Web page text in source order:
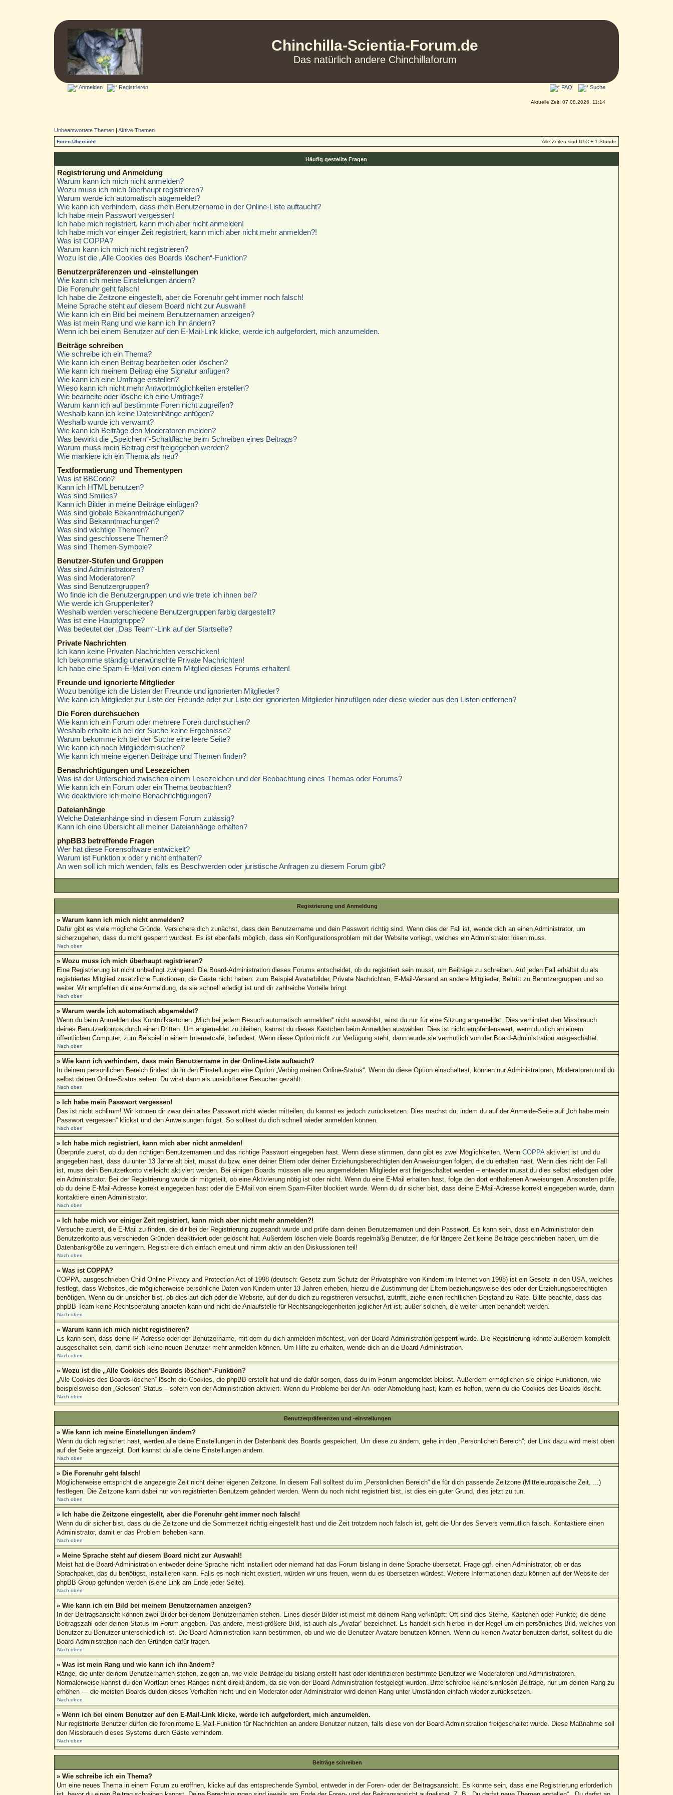
Chinchilla-Scientia-Forum.de
Das natürlich andere Chinchillaforum
Anmelden Registrieren FAQ Suche
Aktuelle Zeit: 07.08.2026, 11:14
Unbeantwortete Themen| Aktive Themen
Foren-Übersicht Alle Zeiten sind UTC + 1 Stunde
Häufig gestellte Fragen
Registrierung und Anmeldung
Warum kann ich mich nicht anmelden?
Wozu muss ich mich überhaupt registrieren?
Warum werde ich automatisch abgemeldet?
Wie kann ich verhindern, dass mein Benutzername in der Online-Liste auftaucht?
Ich habe mein Passwort vergessen!
Ich habe mich registriert, kann mich aber nicht anmelden!
Ich habe mich vor einiger Zeit registriert, kann mich aber nicht mehr anmelden?!
Was ist COPPA?
Warum kann ich mich nicht registrieren?
Wozu ist die „Alle Cookies des Boards löschen“-Funktion?
Benutzerpräferenzen und -einstellungen
Wie kann ich meine Einstellungen ändern?
Die Forenuhr geht falsch!
Ich habe die Zeitzone eingestellt, aber die Forenuhr geht immer noch falsch!
Meine Sprache steht auf diesem Board nicht zur Auswahl!
Wie kann ich ein Bild bei meinem Benutzernamen anzeigen?
Was ist mein Rang und wie kann ich ihn ändern?
Wenn ich bei einem Benutzer auf den E-Mail-Link klicke, werde ich aufgefordert, mich anzumelden.
Beiträge schreiben
Wie schreibe ich ein Thema?
Wie kann ich einen Beitrag bearbeiten oder löschen?
Wie kann ich meinem Beitrag eine Signatur anfügen?
Wie kann ich eine Umfrage erstellen?
Wieso kann ich nicht mehr Antwortmöglichkeiten erstellen?
Wie bearbeite oder lösche ich eine Umfrage?
Warum kann ich auf bestimmte Foren nicht zugreifen?
Weshalb kann ich keine Dateianhänge anfügen?
Weshalb wurde ich verwarnt?
Wie kann ich Beiträge den Moderatoren melden?
Was bewirkt die „Speichern“-Schaltfläche beim Schreiben eines Beitrags?
Warum muss mein Beitrag erst freigegeben werden?
Wie markiere ich ein Thema als neu?
Textformatierung und Thementypen
Was ist BBCode?
Kann ich HTML benutzen?
Was sind Smilies?
Kann ich Bilder in meine Beiträge einfügen?
Was sind globale Bekanntmachungen?
Was sind Bekanntmachungen?
Was sind wichtige Themen?
Was sind geschlossene Themen?
Was sind Themen-Symbole?
Benutzer-Stufen und Gruppen
Was sind Administratoren?
Was sind Moderatoren?
Was sind Benutzergruppen?
Wo finde ich die Benutzergruppen und wie trete ich ihnen bei?
Wie werde ich Gruppenleiter?
Weshalb werden verschiedene Benutzergruppen farbig dargestellt?
Was ist eine Hauptgruppe?
Was bedeutet der „Das Team“-Link auf der Startseite?
Private Nachrichten
Ich kann keine Privaten Nachrichten verschicken!
Ich bekomme ständig unerwünschte Private Nachrichten!
Ich habe eine Spam-E-Mail von einem Mitglied dieses Forums erhalten!
Freunde und ignorierte Mitglieder
Wozu benötige ich die Listen der Freunde und ignorierten Mitglieder?
Wie kann ich Mitglieder zur Liste der Freunde oder zur Liste der ignorierten Mitglieder hinzufügen oder diese wieder aus den Listen entfernen?
Die Foren durchsuchen
Wie kann ich ein Forum oder mehrere Foren durchsuchen?
Weshalb erhalte ich bei der Suche keine Ergebnisse?
Warum bekomme ich bei der Suche eine leere Seite?
Wie kann ich nach Mitgliedern suchen?
Wie kann ich meine eigenen Beiträge und Themen finden?
Benachrichtigungen und Lesezeichen
Was ist der Unterschied zwischen einem Lesezeichen und der Beobachtung eines Themas oder Forums?
Wie kann ich ein Forum oder ein Thema beobachten?
Wie deaktiviere ich meine Benachrichtigungen?
Dateianhänge
Welche Dateianhänge sind in diesem Forum zulässig?
Kann ich eine Übersicht all meiner Dateianhänge erhalten?
phpBB3 betreffende Fragen
Wer hat diese Forensoftware entwickelt?
Warum ist Funktion x oder y nicht enthalten?
An wen soll ich mich wenden, falls es Beschwerden oder juristische Anfragen zu diesem Forum gibt?
Registrierung und Anmeldung
» Warum kann ich mich nicht anmelden?
Dafür gibt es viele mögliche Gründe. Versichere dich zunächst, dass dein Benutzername und dein Passwort richtig sind. Wenn dies der Fall ist, wende dich an einen Administrator, um
sicherzugehen, dass du nicht gesperrt wurdest. Es ist ebenfalls möglich, dass ein Konfigurationsproblem mit der Website vorliegt, welches ein Administrator lösen muss.
Nach oben
» Wozu muss ich mich überhaupt registrieren?
Eine Registrierung ist nicht unbedingt zwingend. Die Board-Administration dieses Forums entscheidet, ob du registriert sein musst, um Beiträge zu schreiben. Auf jeden Fall erhältst du als
registriertes Mitglied zusätzliche Funktionen, die Gäste nicht haben: zum Beispiel Avatarbilder, Private Nachrichten, E-Mail-Versand an andere Mitglieder, Beitritt zu Benutzergruppen und so
weiter. Wir empfehlen dir eine Anmeldung, da sie schnell erledigt ist und dir zahlreiche Vorteile bringt.
Nach oben
» Warum werde ich automatisch abgemeldet?
Wenn du beim Anmelden das Kontrollkästchen „Mich bei jedem Besuch automatisch anmelden“ nicht auswählst, wirst du nur für eine Sitzung angemeldet. Dies verhindert den Missbrauch
deines Benutzerkontos durch einen Dritten. Um angemeldet zu bleiben, kannst du dieses Kästchen beim Anmelden auswählen. Dies ist nicht empfehlenswert, wenn du dich an einem
öffentlichen Computer, zum Beispiel in einem Internetcafé, befindest. Wenn diese Option nicht zur Verfügung steht, dann wurde sie vermutlich von der Board-Administration ausgeschaltet.
Nach oben
» Wie kann ich verhindern, dass mein Benutzername in der Online-Liste auftaucht?
In deinem persönlichen Bereich findest du in den Einstellungen eine Option „Verbirg meinen Online-Status“. Wenn du diese Option einschaltest, können nur Administratoren, Moderatoren und du
selbst deinen Online-Status sehen. Du wirst dann als unsichtbarer Besucher gezählt.
Nach oben
» Ich habe mein Passwort vergessen!
Das ist nicht schlimm! Wir können dir zwar dein altes Passwort nicht wieder mitteilen, du kannst es jedoch zurücksetzen. Dies machst du, indem du auf der Anmelde-Seite auf „Ich habe mein
Passwort vergessen“ klickst und den Anweisungen folgst. So solltest du dich schnell wieder anmelden können.
Nach oben
» Ich habe mich registriert, kann mich aber nicht anmelden!
Überprüfe zuerst, ob du den richtigen Benutzernamen und das richtige Passwort eingegeben hast. Wenn diese stimmen, dann gibt es zwei Möglichkeiten. Wenn COPPAaktiviert ist und du
angegeben hast, dass du unter 13 Jahre alt bist, musst du bzw. einer deiner Eltern oder deiner Erziehungsberechtigten den Anweisungen folgen, die du erhalten hast. Wenn dies nicht der Fall
ist, muss dein Benutzerkonto vielleicht aktiviert werden. Bei einigen Boards müssen alle neu angemeldeten Mitglieder erst freigeschaltet werden – entweder musst du dies selbst erledigen oder
ein Administrator. Bei der Registrierung wurde dir mitgeteilt, ob eine Aktivierung nötig ist oder nicht. Wenn du eine E-Mail erhalten hast, folge den dort enthaltenen Anweisungen. Ansonsten prüfe,
ob du deine E-Mail-Adresse korrekt eingegeben hast oder die E-Mail von einem Spam-Filter blockiert wurde. Wenn du dir sicher bist, dass deine E-Mail-Adresse korrekt eingegeben wurde, dann
kontaktiere einen Administrator.
Nach oben
» Ich habe mich vor einiger Zeit registriert, kann mich aber nicht mehr anmelden?!
Versuche zuerst, die E-Mail zu finden, die dir bei der Registrierung zugesandt wurde und prüfe dann deinen Benutzernamen und dein Passwort. Es kann sein, dass ein Administrator dein
Benutzerkonto aus verschieden Gründen deaktiviert oder gelöscht hat. Außerdem löschen viele Boards regelmäßig Benutzer, die für längere Zeit keine Beiträge geschrieben haben, um die
Datenbankgröße zu verringern. Registriere dich einfach erneut und nimm aktiv an den Diskussionen teil!
Nach oben
» Was ist COPPA?
COPPA, ausgeschrieben Child Online Privacy and Protection Act of 1998 (deutsch: Gesetz zum Schutz der Privatsphäre von Kindern im Internet von 1998) ist ein Gesetz in den USA, welches
festlegt, dass Websites, die möglicherweise persönliche Daten von Kindern unter 13 Jahren erheben, hierzu die Zustimmung der Eltern beziehungsweise des oder der Erziehungsberechtigten
benötigen. Wenn du dir unsicher bist, ob dies auf dich oder die Website, auf der du dich zu registrieren versuchst, zutrifft, ziehe einen rechtlichen Beistand zu Rate. Bitte beachte, dass das
phpBB-Team keine Rechtsberatung anbieten kann und nicht die Anlaufstelle für Rechtsangelegenheiten jeglicher Art ist; außer solchen, die weiter unten behandelt werden.
Nach oben
» Warum kann ich mich nicht registrieren?
Es kann sein, dass deine IP-Adresse oder der Benutzername, mit dem du dich anmelden möchtest, von der Board-Administration gesperrt wurde. Die Registrierung könnte außerdem komplett
ausgeschaltet sein, damit sich keine neuen Benutzer mehr anmelden können. Um Hilfe zu erhalten, wende dich an die Board-Administration.
Nach oben
» Wozu ist die „Alle Cookies des Boards löschen“-Funktion?
„Alle Cookies des Boards löschen“ löscht die Cookies, die phpBB erstellt hat und die dafür sorgen, dass du im Forum angemeldet bleibst. Außerdem ermöglichen sie einige Funktionen, wie
beispielsweise den „Gelesen“-Status – sofern von der Administration aktiviert. Wenn du Probleme bei der An- oder Abmeldung hast, kann es helfen, wenn du die Cookies des Boards löscht.
Nach oben
Benutzerpräferenzen und -einstellungen
» Wie kann ich meine Einstellungen ändern?
Wenn du dich registriert hast, werden alle deine Einstellungen in der Datenbank des Boards gespeichert. Um diese zu ändern, gehe in den „Persönlichen Bereich“; der Link dazu wird meist oben
auf der Seite angezeigt. Dort kannst du alle deine Einstellungen ändern.
Nach oben
» Die Forenuhr geht falsch!
Möglicherweise entspricht die angezeigte Zeit nicht deiner eigenen Zeitzone. In diesem Fall solltest du im „Persönlichen Bereich“ die für dich passende Zeitzone (Mitteleuropäische Zeit, ...)
festlegen. Die Zeitzone kann dabei nur von registrierten Benutzern geändert werden. Wenn du noch nicht registriert bist, ist dies ein guter Grund, dies jetzt zu tun.
Nach oben
» Ich habe die Zeitzone eingestellt, aber die Forenuhr geht immer noch falsch!
Wenn du dir sicher bist, dass du die Zeitzone und die Sommerzeit richtig eingestellt hast und die Zeit trotzdem noch falsch ist, geht die Uhr des Servers vermutlich falsch. Kontaktiere einen
Administrator, damit er das Problem beheben kann.
Nach oben
» Meine Sprache steht auf diesem Board nicht zur Auswahl!
Meist hat die Board-Administration entweder deine Sprache nicht installiert oder niemand hat das Forum bislang in deine Sprache übersetzt. Frage ggf. einen Administrator, ob er das
Sprachpaket, das du benötigst, installieren kann. Falls es noch nicht existiert, würden wir uns freuen, wenn du es übersetzen würdest. Weitere Informationen dazu können auf der Website der
phpBB Group gefunden werden (siehe Link am Ende jeder Seite).
Nach oben
» Wie kann ich ein Bild bei meinem Benutzernamen anzeigen?
In der Beitragsansicht können zwei Bilder bei deinem Benutzernamen stehen. Eines dieser Bilder ist meist mit deinem Rang verknüpft: Oft sind dies Sterne, Kästchen oder Punkte, die deine
Beitragszahl oder deinen Status im Forum angeben. Das andere, meist größere Bild, ist auch als „Avatar“ bezeichnet. Es handelt sich hierbei in der Regel um ein persönliches Bild, welches von
Benutzer zu Benutzer unterschiedlich ist. Die Board-Administration kann bestimmen, ob und wie die Benutzer Avatare benutzen können. Wenn du keinen Avatar benutzen darfst, solltest du die
Board-Administration nach den Gründen dafür fragen.
Nach oben
» Was ist mein Rang und wie kann ich ihn ändern?
Ränge, die unter deinem Benutzernamen stehen, zeigen an, wie viele Beiträge du bislang erstellt hast oder identifizieren bestimmte Benutzer wie Moderatoren und Administratoren.
Normalerweise kannst du den Wortlaut eines Ranges nicht direkt ändern, da sie von der Board-Administration festgelegt wurden. Bitte schreibe keine sinnlosen Beiträge, nur um deinen Rang zu
erhöhen — die meisten Boards dulden dieses Verhalten nicht und ein Moderator oder Administrator wird deinen Rang unter Umständen einfach wieder zurücksetzen.
Nach oben
» Wenn ich bei einem Benutzer auf den E-Mail-Link klicke, werde ich aufgefordert, mich anzumelden.
Nur registrierte Benutzer dürfen die foreninterne E-Mail-Funktion für Nachrichten an andere Benutzer nutzen, falls diese von der Board-Administration freigeschaltet wurde. Diese Maßnahme soll
den Missbrauch dieses Systems durch Gäste verhindern.
Nach oben
Beiträge schreiben
» Wie schreibe ich ein Thema?
Um eine neues Thema in einem Forum zu eröffnen, klicke auf das entsprechende Symbol, entweder in der Foren- oder der Beitragsansicht. Es könnte sein, dass eine Registrierung erforderlich